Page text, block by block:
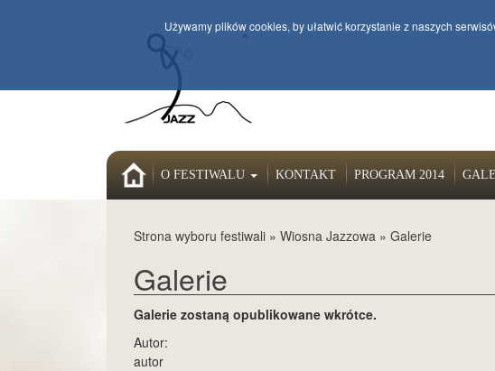
HOMEO FESTIWALU KONTAKT PROGRAM 2014
Strona wyboru festiwali » Wiosna Jazzowa » Galerie
Galerie
Galerie zostaną opublikowane wkrótce.
Autor:
autor
Używamy plików cookies, by ułatwić korzystanie z naszych